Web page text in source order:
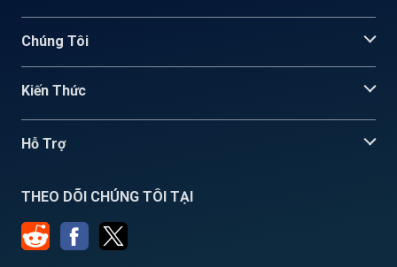
Chúng Tôi
Kiến Thức
Hỗ Trợ
THEO DÕI CHÚNG TÔI TẠI